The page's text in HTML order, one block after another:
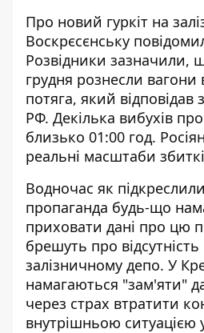
Про новий гуркіт на
Воскрєсєнську
Розвідники зазначили,
грудня рознесли вагони
потяга, який відповідав
РФ. Декілька вибухів
близько 01:00 год.
реальні масштаби
Водночас як
пропаганда будь-що
приховати дані про цю
брешуть про
залізничному депо. У
намагаються "зам'яти"
через страх втратити
внутрішньою ситуацією